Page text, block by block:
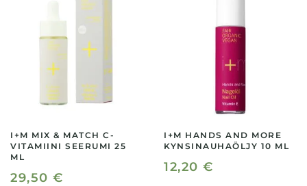
I+M MIX & MATCH C-
VITAMIINI SEERUMI 25
ML
29,50 €
I+M HANDS AND MORE
KYNSINAUHAÖLJY 10 ML
12,20 €